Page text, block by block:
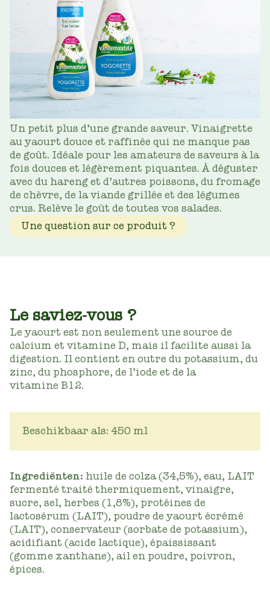
Un petit plus d’une grande saveur. Vinaigrette
au yaourt douce et raffinée qui ne manque pas
de goût. Idéale pour les amateurs de saveurs à la
fois douces et légèrement piquantes. À déguster
avec du hareng et d’autres poissons, du fromage
de chèvre, de la viande grillée et des légumes
crus. Relève le goût de toutes vos salades.
Une question sur ce produit ?
Le saviez-vous ?
Le yaourt est non seulement une source de
calcium et vitamine D, mais il facilite aussi la
digestion. Il contient en outre du potassium, du
zinc, du phosphore, de l’iode et de la
vitamine B12.
Beschikbaar als: 450 ml
Ingrediënten: huile de colza (34,5%), eau, LAIT
fermenté traité thermiquement, vinaigre,
sucre, sel, herbes (1,8%), protéines de
lactosérum (LAIT), poudre de yaourt écrémé
(LAIT), conservateur (sorbate de potassium),
acidifiant (acide lactique), épaississant
(gomme xanthane), ail en poudre, poivron,
épices.